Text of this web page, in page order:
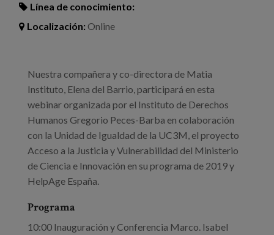
Noticias
Trabaja con nosotros
Canal de denuncias
Línea de conocimiento:
Localización:Online
Nuestra compañera y co-directora de Matia
Instituto, Elena del Barrio, participará en esta
webinar organizada por el Instituto de Derechos
Humanos Gregorio Peces-Barba en colaboración
con la Unidad de Igualdad de la UC3M, el proyecto
Acceso a la Justicia y Vulnerabilidad del Ministerio
de Ciencia e Innovación en su programa de 2019 y
HelpAge España.
Programa
10:00 Inauguración y Conferencia Marco. Isabel